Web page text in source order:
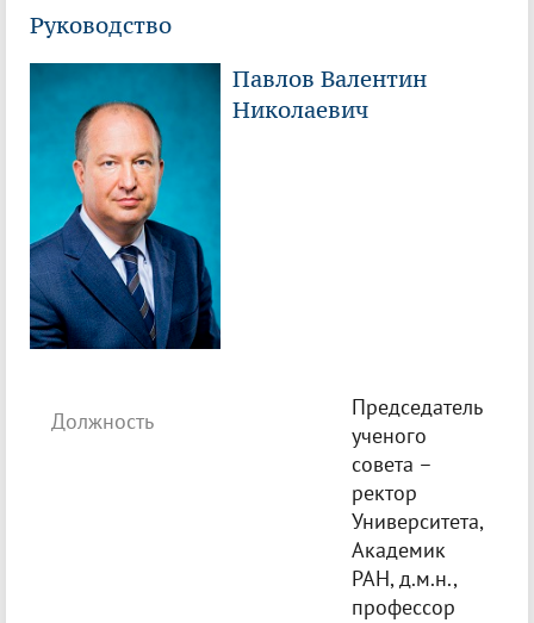
Руководство
Павлов Валентин
Николаевич
Должность
Председатель
ученого
совета –
ректор
Университета,
Академик
РАН, д.м.н.,
профессор